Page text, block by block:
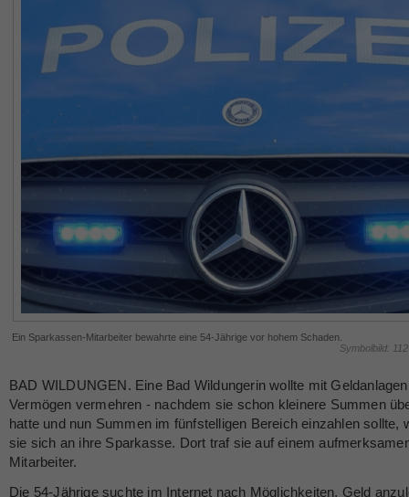
Ein Sparkassen-Mitarbeiter bewahrte eine 54-Jährige vor hohem Schaden.
Symbolbild:
BAD WILDUNGEN. Eine Bad Wildungerin wollte mit
Vermögen vermehren - nachdem sie schon kleinere Summen
hatte und nun Summen im fünfstelligen Bereich einzahlen sollte,
sie sich an ihre Sparkasse. Dort traf sie auf einem
Mitarbeiter.
Die 54-Jährige suchte im Internet nach Möglichkeiten, Geld